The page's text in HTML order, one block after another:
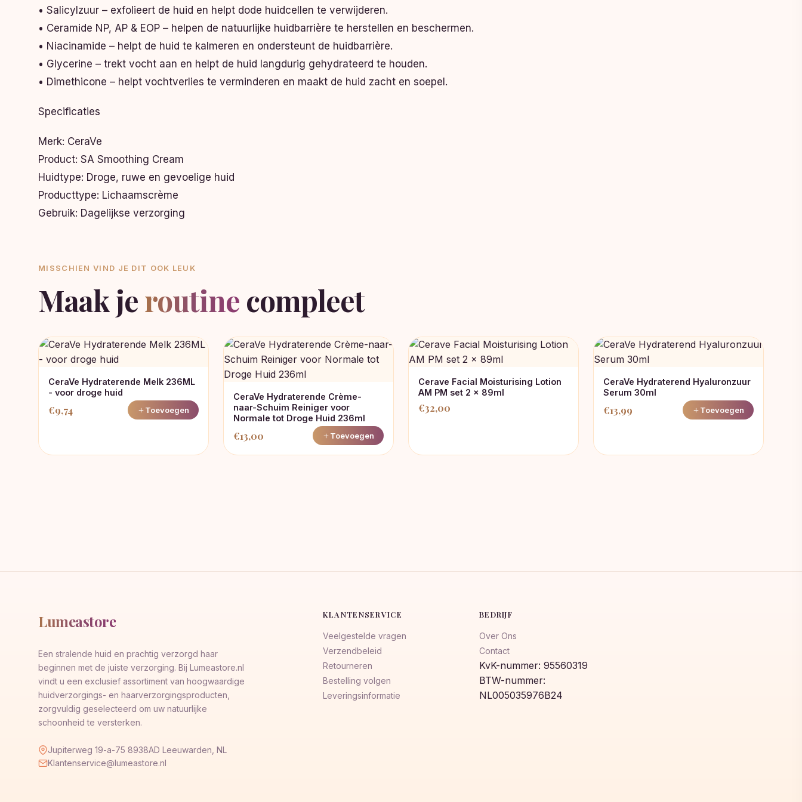
• Salicylzuur – exfolieert de huid en helpt dode huidcellen te verwijderen.
• Ceramide NP, AP & EOP – helpen de natuurlijke huidbarrière te herstellen en beschermen.
• Niacinamide – helpt de huid te kalmeren en ondersteunt de huidbarrière.
• Glycerine – trekt vocht aan en helpt de huid langdurig gehydrateerd te houden.
• Dimethicone – helpt vochtverlies te verminderen en maakt de huid zacht en soepel.
Specificaties
Merk: CeraVe
Product: SA Smoothing Cream
Huidtype: Droge, ruwe en gevoelige huid
Producttype: Lichaamscrème
Gebruik: Dagelijkse verzorging
MISSCHIEN VIND JE DIT OOK LEUK
Maak jeroutine compleet
CeraVe Hydraterende Melk 236ML
- voor droge huid
€9,74 Toevoegen
CeraVe Hydraterende Crème-
naar-Schuim Reiniger voor
Normale tot Droge Huid 236ml
€13,00 Toevoegen
Cerave Facial Moisturising Lotion
AM PM set 2 x 89ml
€32,00
CeraVe Hydraterend Hyaluronzuur
Serum 30ml
€13,99 Toevoegen
Lumeastore
Een stralende huid en prachtig verzorgd haar
beginnen met de juiste verzorging. Bij Lumeastore.nl
vindt u een exclusief assortiment van hoogwaardige
huidverzorgings- en haarverzorgingsproducten,
zorgvuldig geselecteerd om uw natuurlijke
schoonheid te versterken.
Jupiterweg 19-a-75 8938AD Leeuwarden, NL
Klantenservice@lumeastore.nl
KLANTENSERVICE
Veelgestelde vragen
Verzendbeleid
Retourneren
Bestelling volgen
Leveringsinformatie
BEDRIJF
Over Ons
Contact
KvK-nummer: 95560319
BTW-nummer:
NL005035976B24